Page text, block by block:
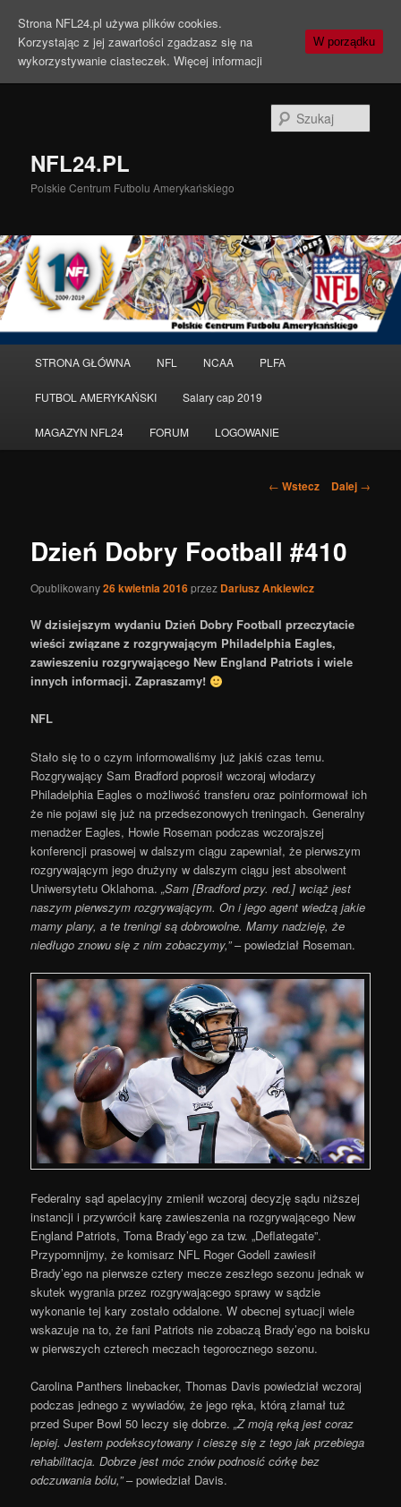
NFL24.PL
Polskie Centrum Futbolu Amerykańskiego
główne
Przeskocz
do
tekstu
STRONA GŁÓWNA NFL NCAA PLFA
FUTBOL AMERYKAŃSKI Salary cap 2019
MAGAZYN NFL24 FORUM LOGOWANIE
Nawigacja
← Wstecz Dalej →
Dzień Dobry Football #410
Opublikowany26 kwietnia 2016przez Dariusz Ankiewicz
W dzisiejszym wydaniu Dzień Dobry Football przeczytacie
wieści związane z rozgrywającym Philadelphia Eagles,
zawieszeniu rozgrywającego New England Patriots i wiele
innych informacji. Zapraszamy!
NFL
Stało się to o czym informowaliśmy już jakiś czas temu.
Rozgrywający Sam Bradford poprosił wczoraj włodarzy
Philadelphia Eagles o możliwość transferu oraz poinformował ich
że nie pojawi się już na przedsezonowych treningach. Generalny
menadżer Eagles, Howie Roseman podczas wczorajszej
konferencji prasowej w dalszym ciągu zapewniał, że pierwszym
rozgrywającym jego drużyny w dalszym ciągu jest absolwent
Uniwersytetu Oklahoma.„Sam [Bradford przy. red.] wciąż jest
naszym pierwszym rozgrywającym. On i jego agent wiedzą jakie
mamy plany, a te treningi są dobrowolne. Mamy nadzieję, że
niedługo znowu się z nim zobaczymy,”– powiedział Roseman.
Federalny sąd apelacyjny zmienił wczoraj decyzję sądu niższej
instancji i przywrócił karę zawieszenia na rozgrywającego New
England Patriots, Toma Brady’ego za tzw. „Deflategate”.
Przypomnijmy, że komisarz NFL Roger Godell zawiesił
Brady’ego na pierwsze cztery mecze zeszłego sezonu jednak w
skutek wygrania przez rozgrywającego sprawy w sądzie
wykonanie tej kary zostało oddalone. W obecnej sytuacji wiele
wskazuje na to, że fani Patriots nie zobaczą Brady’ego na boisku
w pierwszych czterech meczach tegorocznego sezonu.
Carolina Panthers linebacker, Thomas Davis powiedział wczoraj
podczas jednego z wywiadów, że jego ręka, którą złamał tuż
przed Super Bowl 50 leczy się dobrze.„Z moją ręką jest coraz
lepiej. Jestem podekscytowany i cieszę się z tego jak przebiega
rehabilitacja. Dobrze jest móc znów podnosić córkę bez
odczuwania bólu,”– powiedział Davis.
Strona NFL24.pl używa plików cookies.
Korzystając z jej zawartości zgadzasz się na
wykorzystywanie ciasteczek. Więcej informacji
W porządku